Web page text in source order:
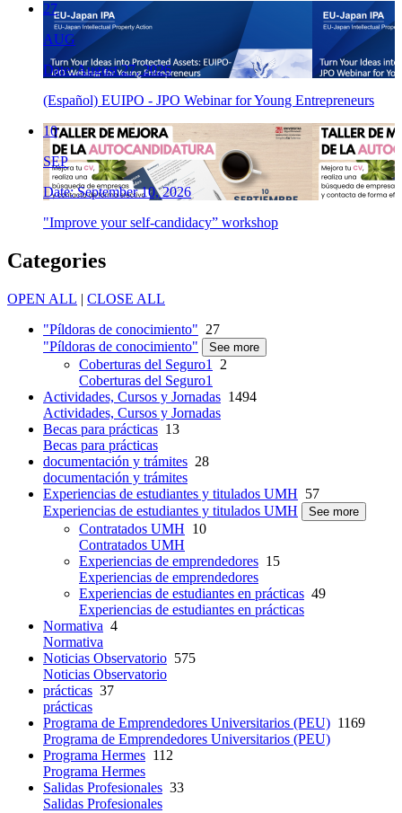
27
AUG
Date: August 27, 2026
(Español) EUIPO - JPO Webinar for Young Entrepreneurs
10
SEP
Date: September 10, 2026
"Improve your self-candidacy” workshop
Categories
OPEN ALL | CLOSE ALL
"Píldoras de conocimiento" 27
"Píldoras de conocimiento"
See more
Coberturas del Seguro1
2
Coberturas del Seguro1
Actividades, Cursos y Jornadas 1494
Actividades, Cursos y Jornadas
Becas para prácticas 13
Becas para prácticas
documentación y trámites 28
documentación y trámites
Experiencias de estudiantes y titulados UMH 57
Experiencias de estudiantes y titulados UMH
See more
Contratados UMH 10
Contratados UMH
Experiencias de emprendedores 15
Experiencias de emprendedores
Experiencias de estudiantes en prácticas 49
Experiencias de estudiantes en prácticas
Normativa 4
Normativa
Noticias Observatorio 575
Noticias Observatorio
prácticas 37
prácticas
Programa de Emprendedores Universitarios (PEU) 1169
Programa de Emprendedores Universitarios (PEU)
Programa Hermes 112
Programa Hermes
Salidas Profesionales 33
Salidas Profesionales